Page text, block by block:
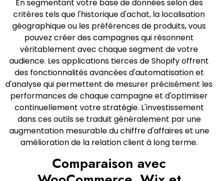
En segmentant votre base de données selon des
critères tels que l'historique d'achat, la localisation
géographique ou les préférences de produits, vous
pouvez créer des campagnes qui résonnent
véritablement avec chaque segment de votre
audience. Les applications tierces de Shopify offrent
des fonctionnalités avancées d'automatisation et
d'analyse qui permettent de mesurer précisément les
performances de chaque campagne et d'optimiser
continuellement votre stratégie. L'investissement
dans ces outils se traduit généralement par une
augmentation mesurable du chiffre d'affaires et une
amélioration de la relation client à long terme.
Comparaison avec